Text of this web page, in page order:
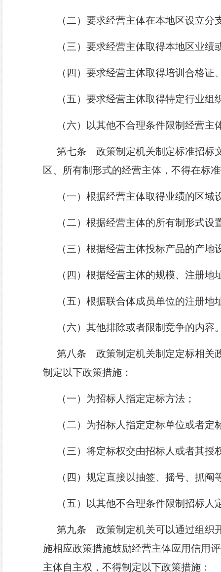
（二）要求经营主体在本地区设立
（三）要求经营主体取得本地区业绩
（四）要求经营主体取得培训合格
（五）要求经营主体取得特定行业组
（六）以其他不合理条件限制经营
第七条 政策制定机关制定标准招标
区、所有制形式的经营主体，不得在标
（一）根据经营主体取得业绩的区域
（二）根据经营主体的所有制形式设
（三）根据经营主体投标产品的产地
（四）根据经营主体的规模、注册
（五）根据联合体成员单位的注册
（六）其他排除或者限制竞争的内容
第八条 政策制定机关制定定标相关
制定以下政策措施：
（一）为招标人指定定标方法；
（二）为招标人指定定标单位或者定
（三）将定标权交由招标人或者其
（四）规定直接以抽签、摇号、抓
（五）以其他不合理条件限制招标人
第九条
政策制定机关可以通过组织
施相应政策措施鼓励经营主体应用信用
主体自主权，不得制定以下政策措施：